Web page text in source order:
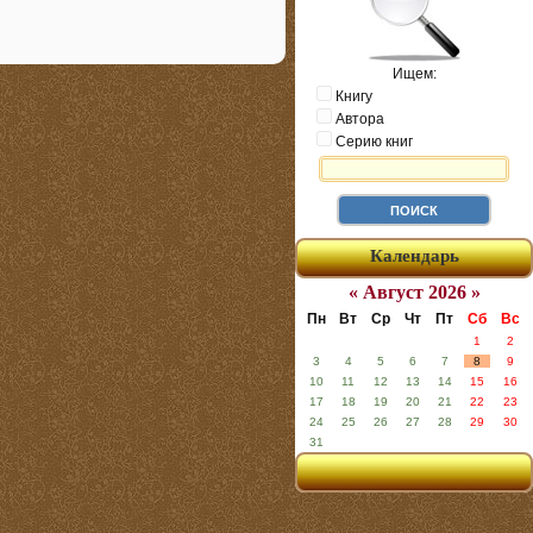
Ищем:
Книгу
Автора
Серию книг
Календарь
« Август 2026 »
Пн Вт Ср Чт Пт Сб Вс
1
2
3
4 5 6 7 8
9
10
11 12 13 14 15
16
17
18 19 20 21 22
23
24
25 26 27 28 29
30
31